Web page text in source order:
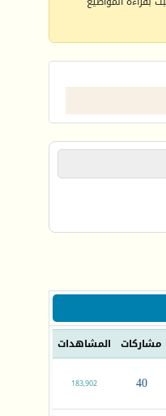
مشاركات المشاهدات
40
183,902